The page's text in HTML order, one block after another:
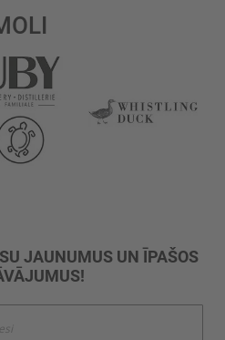
JAUNUMUS UN ĪPAŠOS